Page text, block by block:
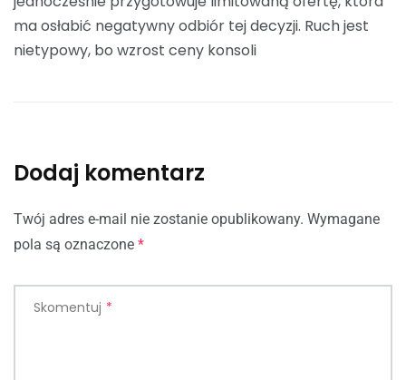
ma osłabić negatywny odbiór tej decyzji. Ruch jest
nietypowy, bo wzrost ceny konsoli
Dodaj komentarz
Twój adres e-mail nie zostanie opublikowany. Wymagane
pola są oznaczone *
Skomentuj *